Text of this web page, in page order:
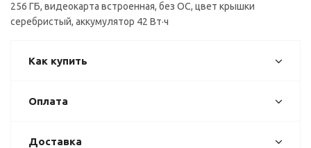
256 ГБ, видеокарта встроенная, без ОС, цвет крышки
серебристый, аккумулятор 42 Вт·ч
Как купить
Оплата
Доставка